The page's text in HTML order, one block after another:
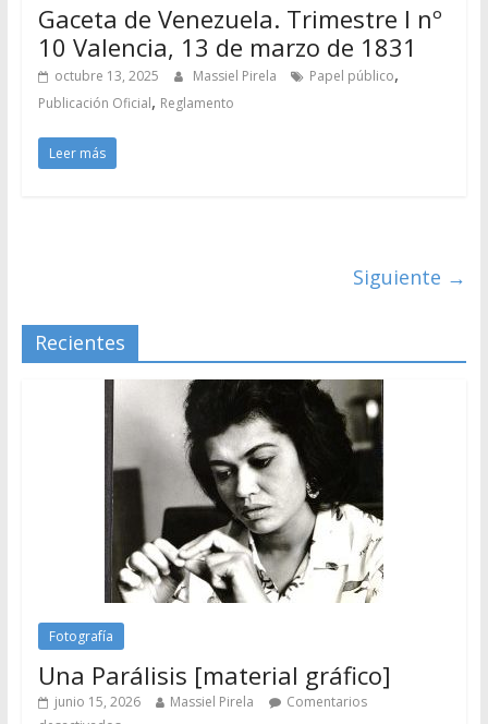
Gaceta de Venezuela. Trimestre I nº
10 Valencia, 13 de marzo de 1831
octubre 13, 2025 Massiel Pirela Papel público,
Publicación Oficial, Reglamento
Leer más
Siguiente →
Recientes
Fotografía
Una Parálisis [material gráfico]
junio 15, 2026 Massiel Pirela
Comentarios